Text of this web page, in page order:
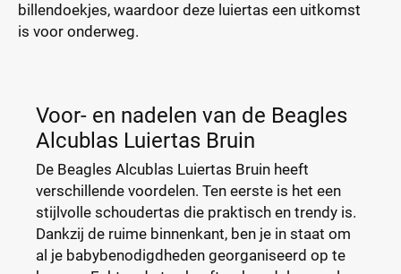
billendoekjes, waardoor deze luiertas een uitkomst
is voor onderweg.
Voor- en nadelen van de Beagles
Alcublas Luiertas Bruin
De Beagles Alcublas Luiertas Bruin heeft
verschillende voordelen. Ten eerste is het een
stijlvolle schoudertas die praktisch en trendy is.
Dankzij de ruime binnenkant, ben je in staat om
al je babybenodigdheden georganiseerd op te